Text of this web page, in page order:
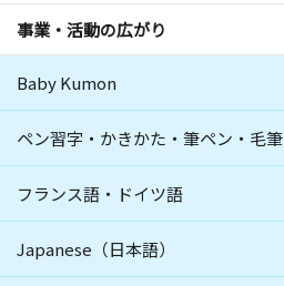
事業・活動の広がり
Baby Kumon
ペン習字・かきかた・筆ペン・毛筆
フランス語・ドイツ語
Japanese（日本語）